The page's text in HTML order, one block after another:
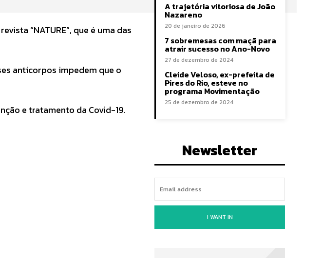
“NATURE”, que é uma das
anticorpos impedem que o
e tratamento da Covid-19.
A trajetória vitoriosa de João
Nazareno
20 de janeiro de 2026
7 sobremesas com maçã para
atrair sucesso no Ano-Novo
27 de dezembro de 2024
Cleide Veloso, ex-prefeita de
Pires do Rio, esteve no
programa Movimentação
25 de dezembro de 2024
Newsletter
I WANT IN